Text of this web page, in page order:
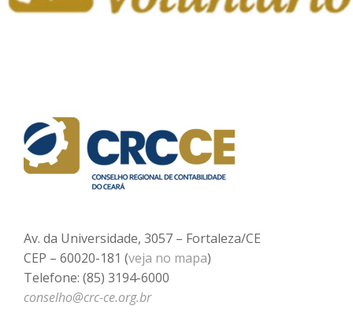
Av. da Universidade, 3057 – Fortaleza/CE
CEP – 60020-181 (veja no mapa)
Telefone: (85) 3194-6000
conselho@crc-ce.org.br